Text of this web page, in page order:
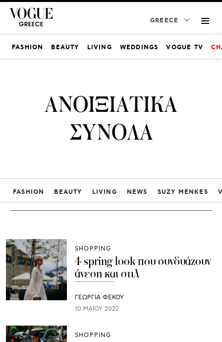
GREECE
FASHION BEAUTY LIVING WEDDINGS VOGUE TV
ΑΝΟΙΞΙΑΤΙΚΑ
ΣΥΝΟΛΑ
FASHION BEAUTY LIVING NEWS SUZY MENKES
SHOPPING
4 spring look που συνδυάζουν
άνεση και στιλ
ΓΕΩΡΓΙΑ ΦΕΚΟΥ
10 ΜΑΪ́ΟΥ 2022
SHOPPING